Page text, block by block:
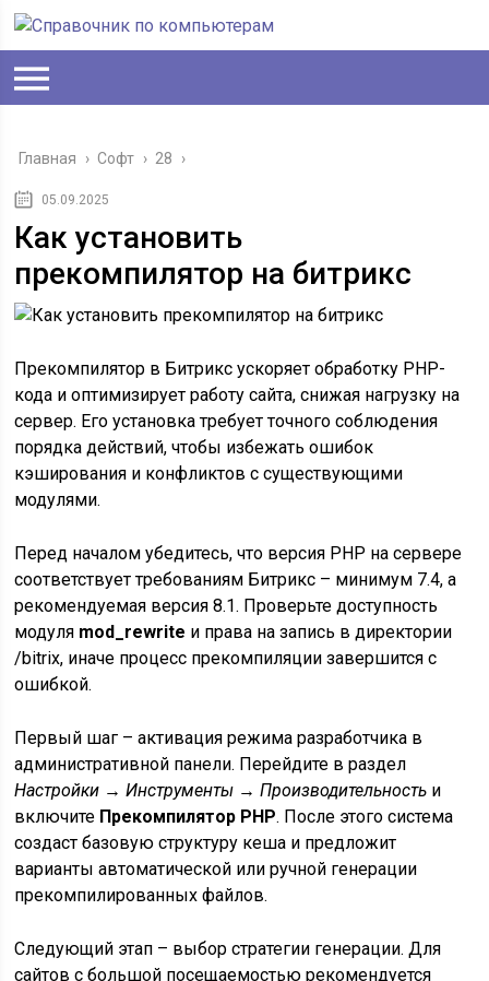
Главная › Софт › 28 ›
05.09.2025
Как установить
прекомпилятор на битрикс
Прекомпилятор в Битрикс ускоряет обработку PHP-
кода и оптимизирует работу сайта, снижая нагрузку на
сервер. Его установка требует точного соблюдения
порядка действий, чтобы избежать ошибок
кэширования и конфликтов с существующими
модулями.
Перед началом убедитесь, что версия PHP на сервере
соответствует требованиям Битрикс – минимум 7.4, а
рекомендуемая версия 8.1. Проверьте доступность
модуля mod_rewrite и права на запись в директории
/bitrix, иначе процесс прекомпиляции завершится с
ошибкой.
Первый шаг – активация режима разработчика в
административной панели. Перейдите в раздел
Настройки → Инструменты → Производительность и
включите Прекомпилятор PHP. После этого система
создаст базовую структуру кеша и предложит
варианты автоматической или ручной генерации
прекомпилированных файлов.
Следующий этап – выбор стратегии генерации. Для
сайтов с большой посещаемостью рекомендуется